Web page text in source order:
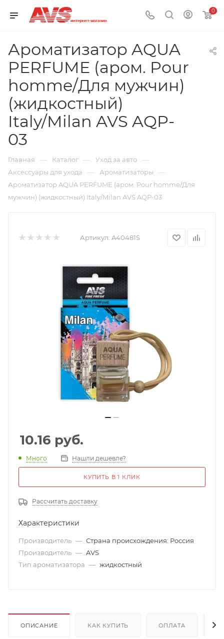
0
Ароматизатор AQUA
PERFUME (аром. Pour
homme/Для мужчин)
(жидкостный)
Italy/Milan AVS AQP-
03
Главная — Каталог — Уход за авто —
Аксессуары для ухода — Ароматизаторы —
Ароматизатор AQUA PERFUME (аром. Pour homme/Для
мужчин) (жидкостный) Italy/Milan AVS AQP-03
Артикул: A40481S
10.16 руб.
Много Нашли дешевле?
КУПИТЬ В 1 КЛИК
Рассчитать доставку
Характеристики
Производитель — Страна происхождения: Россия
Производитель — AVS
Тип ароматизатора — жидкостный
ОПИСАНИЕ КАК КУПИТЬ ОПЛАТА